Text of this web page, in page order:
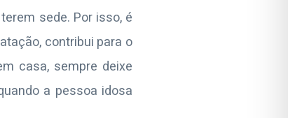
sede. Por isso, é
contribui para o
casa, sempre deixe
a pessoa idosa